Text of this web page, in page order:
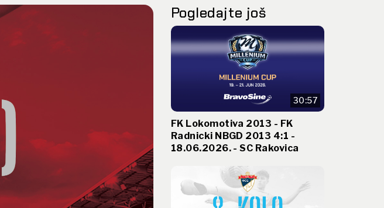
Pogledajte još
30:57
FK Lokomotiva 2013 - FK
Radnicki NBGD 2013 4:1 -
18.06.2026. - SC Rakovica